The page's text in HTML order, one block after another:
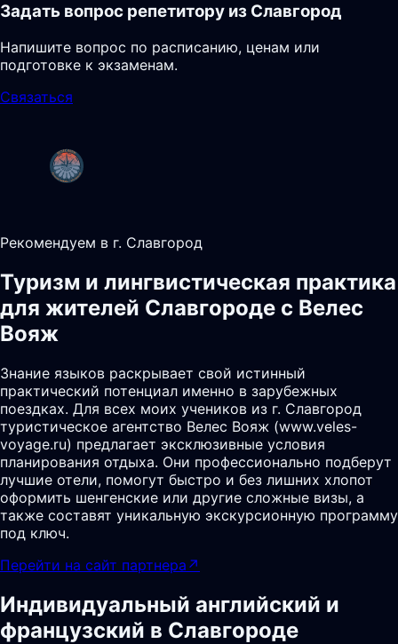
Задать вопрос репетитору из Славгород
Напишите вопрос по расписанию, ценам или
подготовке к экзаменам.
Связаться
Рекомендуем в г. Славгород
Туризм и лингвистическая практика
для жителей Славгороде с Велес
Вояж
Знание языков раскрывает свой истинный
практический потенциал именно в зарубежных
поездках. Для всех моих учеников из г. Славгород
туристическое агентство Велес Вояж (www.veles-
voyage.ru) предлагает эксклюзивные условия
планирования отдыха. Они профессионально подберут
лучшие отели, помогут быстро и без лишних хлопот
оформить шенгенские или другие сложные визы, а
также составят уникальную экскурсионную программу
под ключ.
Перейти на сайт партнера ↗
Индивидуальный английский и
французский в Славгороде